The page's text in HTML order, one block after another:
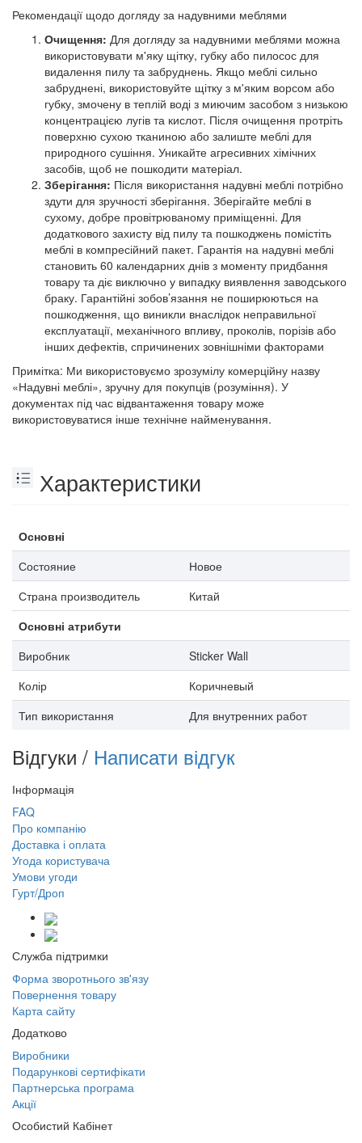
Рекомендації щодо догляду за надувними меблями
Очищення: Для догляду за надувними меблями можна
використовувати м'яку щітку, губку або пилосос для
видалення пилу та забруднень. Якщо меблі сильно
забруднені, використовуйте щітку з м'яким ворсом або
губку, змочену в теплій воді з миючим засобом з низькою
концентрацією лугів та кислот. Після очищення протріть
поверхню сухою тканиною або залиште меблі для
природного сушіння. Уникайте агресивних хімічних
засобів, щоб не пошкодити матеріал.
Зберігання: Після використання надувні меблі потрібно
здути для зручності зберігання. Зберігайте меблі в
сухому, добре провітрюваному приміщенні. Для
додаткового захисту від пилу та пошкоджень помістіть
меблі в компресійний пакет. Гарантія на надувні меблі
становить 60 календарних днів з моменту придбання
товару та діє виключно у випадку виявлення заводського
браку. Гарантійні зобов’язання не поширюються на
пошкодження, що виникли внаслідок неправильної
експлуатації, механічного впливу, проколів, порізів або
інших дефектів, спричинених зовнішніми факторами
Примітка: Ми використовуємо зрозумілу комерційну назву
«Надувні меблі», зручну для покупців (розуміння). У
документах під час відвантаження товару може
використовуватися інше технічне найменування.
Характеристики
Основні
Состояние
Новое
Страна производитель
Китай
Основні атрибути
Виробник
Sticker Wall
Колір
Коричневый
Тип використання
Для внутренних работ
Відгуки / Написати відгук
Інформація
FAQ
Про компанію
Доставка і оплата
Угода користувача
Умови угоди
Гурт/Дроп
Служба підтримки
Форма зворотнього зв'язу
Повернення товару
Карта сайту
Додатково
Виробники
Подарункові сертифікати
Партнерська програма
Акції
Особистий Кабінет